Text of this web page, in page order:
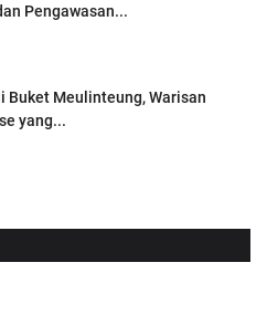
Pengawasan...
Buket Meulinteung, Warisan
yang...